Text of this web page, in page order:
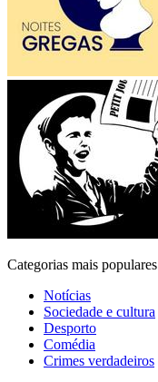
Categorias mais populares
Notícias
Sociedade e cultura
Desporto
Comédia
Crimes verdadeiros